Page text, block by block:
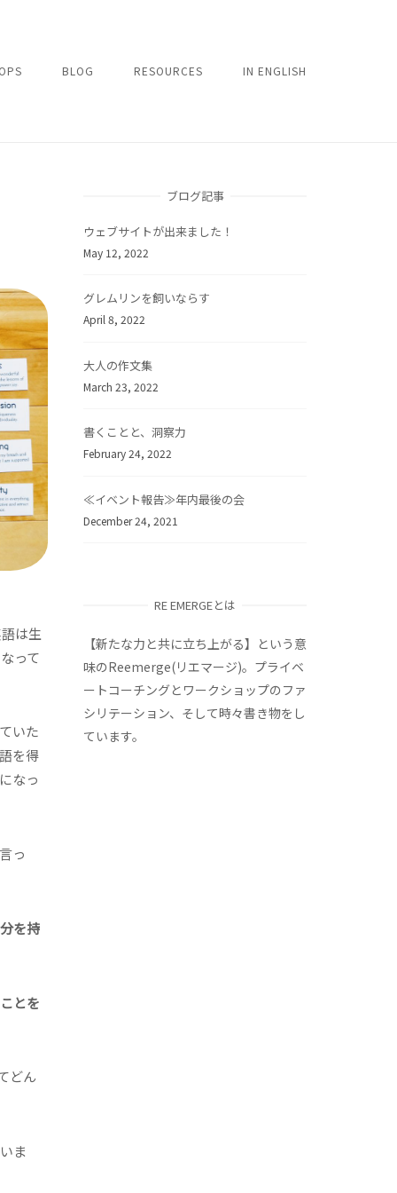
BLOG RESOURCES IN ENGLISH
は生
って
いた
を得
なっ
っ
分を持
とを
どん
ま
ブログ記事
ウェブサイトが出来ました！
May 12, 2022
グレムリンを飼いならす
April 8, 2022
大人の作文集
March 23, 2022
書くことと、洞察力
February 24, 2022
≪イベント報告≫年内最後の会
December 24, 2021
RE EMERGEとは
【新たな力と共に立ち上がる】という意
味のReemerge(リエマージ)。プライベ
ートコーチングとワークショップのファ
シリテーション、そして時々書き物をし
ています。